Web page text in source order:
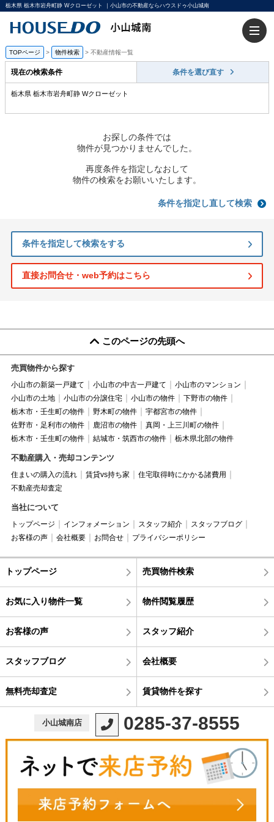
栃木県 栃木市岩舟町静 Wクローゼット ｜小山市の不動産ならハウスドゥ小山城南
TOPページ > 物件検索 > 不動産情報一覧
現在の検索条件 条件を選び直す
栃木県 栃木市岩舟町静 Wクローゼット
お探しの条件では
物件が見つかりませんでした。
再度条件を指定しなおして
物件の検索をお願いいたします。
条件を指定し直して検索
条件を指定して検索をする
直接お問合せ・web予約はこちら
このページの先頭へ
売買物件から探す
小山市の新築一戸建て 小山市の中古一戸建て
小山市のマンション
小山市の土地
小山市の分譲住宅 小山市の物件
下野市の物件
栃木市・壬生町の物件
野木町の物件
宇都宮市の物件
佐野市・足利市の物件
鹿沼市の物件
真岡・上三川町の物件
栃木市・壬生町の物件
結城市・筑西市の物件 栃木県北部の物件
不動産購入・売却コンテンツ
住まいの購入の流れ 賃貸vs持ち家
住宅取得時にかかる諸費用
不動産売却査定
当社について
トップページ インフォメーション スタッフ紹介
スタッフブログ
お客様の声
会社概要 お問合せ プライバシーポリシー
トップページ 売買物件検索
お気に入り物件一覧 物件閲覧履歴
お客様の声 スタッフ紹介
スタッフブログ 会社概要
無料売却査定 賃貸物件を探す
小山城南店 0285-37-8555